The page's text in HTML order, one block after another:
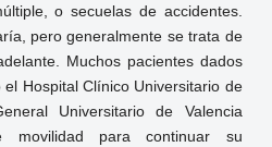
o secuelas de accidentes.
pero generalmente se trata de
Muchos pacientes dados
Hospital Clínico Universitario de
Universitario de Valencia
movilidad para continuar su